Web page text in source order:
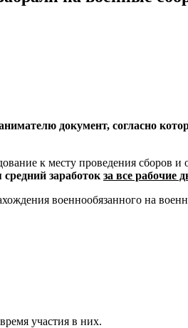
документ, согласно
к месту проведения сборов и
заработок за все рабочие
военнообязанного на
участия в них.